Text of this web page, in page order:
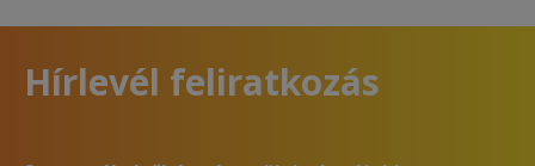
Hírlevél feliratkozás